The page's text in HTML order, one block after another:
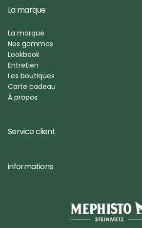
La marque
La marque
Nos gammes
Lookbook
Entretien
Les boutiques
Carte cadeau
À propos
Service client
informations